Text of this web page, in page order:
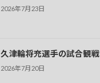
2026年7月23日
久津輪将充選手の試合観戦
2026年7月20日